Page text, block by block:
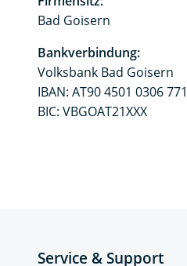
Bad Goisern
Bankverbindung:
Volksbank Bad Goisern
IBAN: AT90 4501 0306
BIC: VBGOAT21XXX
Service & Support